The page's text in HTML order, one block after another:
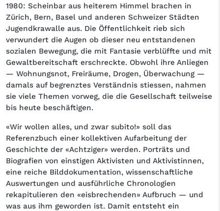
1980: Scheinbar aus heiterem Himmel brachen in
Zürich, Bern, Basel und anderen Schweizer Städten
Jugendkrawalle aus. Die Öffentlichkeit rieb sich
verwundert die Augen ob dieser neu entstandenen
sozialen Bewegung, die mit Fantasie verblüffte und mit
Gewaltbereitschaft erschreckte. Obwohl ihre Anliegen
— Wohnungsnot, Freiräume, Drogen, Überwachung —
damals auf begrenztes Verständnis stiessen, nahmen
sie viele Themen vorweg, die die Gesellschaft teilweise
bis heute beschäftigen.
«Wir wollen alles, und zwar subito!» soll das
Referenzbuch einer kollektiven Aufarbeitung der
Geschichte der «Achtziger» werden. Porträts und
Biografien von einstigen Aktivisten und Aktivistinnen,
eine reiche Bilddokumentation, wissenschaftliche
Auswertungen und ausführliche Chronologien
rekapitulieren den «eisbrechenden» Aufbruch — und
was aus ihm geworden ist. Damit entsteht ein